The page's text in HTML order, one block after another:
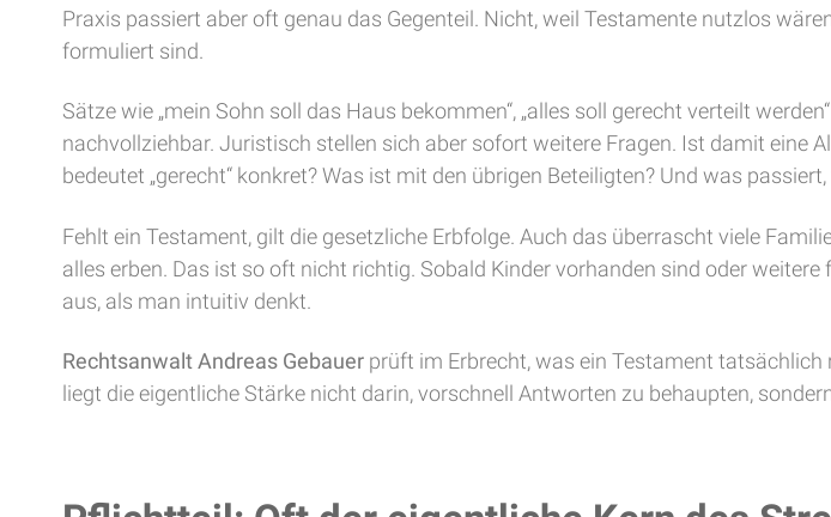
Praxis passiert aber oft genau das Gegenteil. Nicht, weil Testamente nutzlos
formuliert sind.
Sätze wie „mein Sohn soll das Haus bekommen“, „alles soll gerecht verteilt
nachvollziehbar. Juristisch stellen sich aber sofort weitere Fragen. Ist damit eine
bedeutet „gerecht“ konkret? Was ist mit den übrigen Beteiligten? Und was
Fehlt ein Testament, gilt die gesetzliche Erbfolge. Auch das überrascht viele
alles erben. Das ist so oft nicht richtig. Sobald Kinder vorhanden sind oder
aus, als man intuitiv denkt.
Rechtsanwalt Andreas Gebauer prüft im Erbrecht, was ein Testament
liegt die eigentliche Stärke nicht darin, vorschnell Antworten zu behaupten,